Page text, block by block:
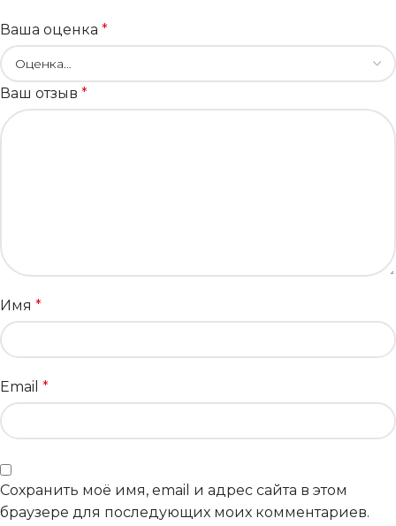
Ваша оценка *
Ваш отзыв *
Имя *
Email *
Сохранить моё имя, email и адрес сайта в этом
браузере для последующих моих комментариев.